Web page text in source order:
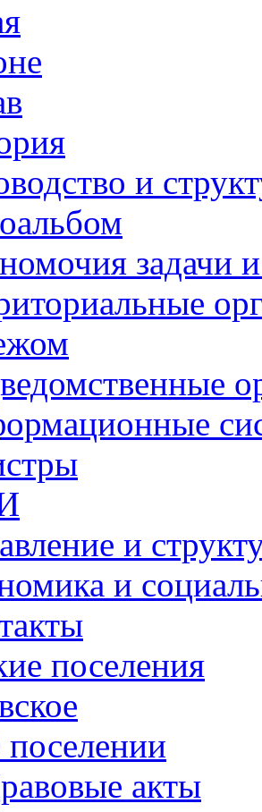
и
задачи
и
и
поселения
акты